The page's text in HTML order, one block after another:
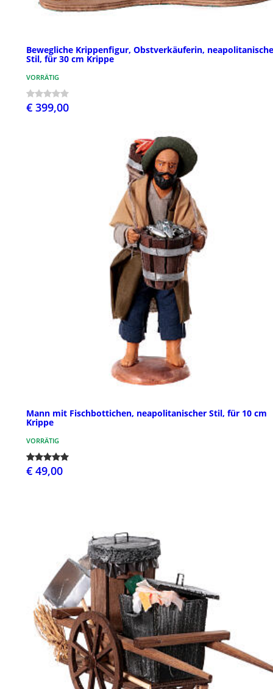
Bewegliche Krippenfigur, Obstverkäuferin,
Stil, für 30 cm Krippe
VORRÄTIG
€ 399,00
Mann mit Fischbottichen, neapolitanischer Stil, für 10 cm
Krippe
VORRÄTIG
€ 49,00